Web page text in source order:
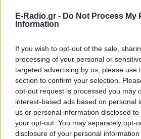
E-Radio.gr - Do Not Process My
Information
If you wish to opt-out of the sale,
processing of your personal or
targeted advertising by us, please use
section to confirm your selection.
opt-out request is processed you may
interest-based ads based on personal
us or personal information disclosed
your opt-out. You may separately opt-
disclosure of your personal
Pink.gr!
ΔΙΑΦΗΜΙΣΗ